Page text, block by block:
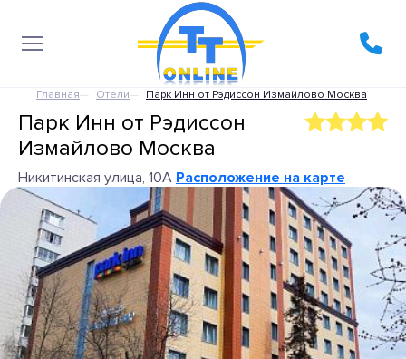
Главная Отели Парк Инн от Рэдиссон Измайлово Москва
Парк Инн от Рэдиссон
Измайлово Москва
Никитинская улица, 10А Расположение на карте